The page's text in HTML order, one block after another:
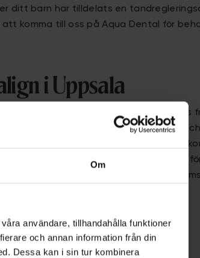
Om
användare, tillhandahålla funktioner
och annan information från din
Dessa kan i sin tur kombinera
ditt barn har tilldelats en
att komma till oss på Aqua Dental för
i Uppsala
Aqua Dental arbetar några av Sveriges
tandläkare inom estetisk tandvård
årligen över tusen nya leenden. Hos oss
och kunnande med moderna metoder
sätt. Du ska alltid känna dig trygg i vår